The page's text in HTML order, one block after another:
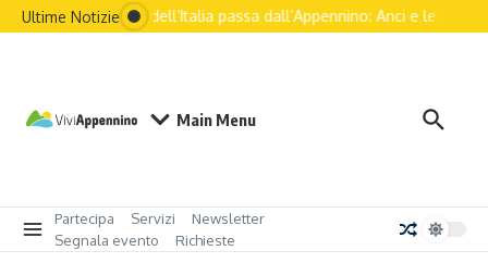
Ultime NotizieIl futuro dell’Italia passa dall’Appennino: Anci e le
Main Menu
Partecipa Servizi
Newsletter
Segnala evento
Richieste